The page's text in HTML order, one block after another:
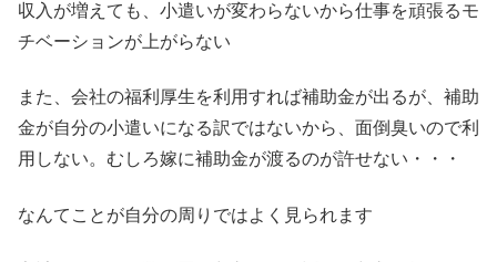
収入が増えても、小遣いが変わらないから仕事を頑張るモ
チベーションが上がらない
また、会社の福利厚生を利用すれば補助金が出るが、補助
金が自分の小遣いになる訳ではないから、面倒臭いので利
用しない。むしろ嫁に補助金が渡るのが許せない・・・
なんてことが自分の周りではよく見られます